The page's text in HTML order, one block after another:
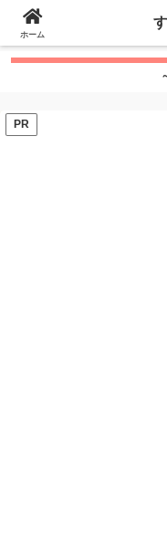
google.com, pub-
f08c47fec0942fa0
PR
ホーム